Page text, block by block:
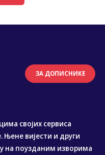
ЗА ДОПИСНИКЕ
својих сервиса
Њене вијести и други
на поузданим изворима